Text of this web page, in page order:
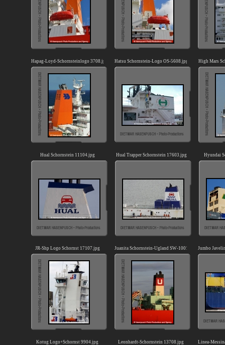
Hapag-Loyd-Schornsteinlogo 3708.jpg Hatsu Schornstein-Logo OS-5608.jpg High Mars
Hual Schornstein 11104.jpg Hual Trapper Schornstein 17603.jpg Hyundai
JR-Shp Logo Schornst 17107.jpg Juanita Schornstein-Ugland SW-100108.jpgJumbo
Kotug Logo+Schornst 9904.jpg Leonhardt-Schornstein 13708.jpg Linea-